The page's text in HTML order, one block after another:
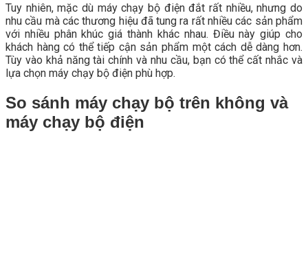
Tuy nhiên, mặc dù máy chạy bộ điện đắt rất nhiều, nhưng do
nhu cầu mà các thương hiệu đã tung ra rất nhiều các sản phẩm
với nhiều phân khúc giá thành khác nhau. Điều này giúp cho
khách hàng có thể tiếp cận sản phẩm một cách dễ dàng hơn.
Tùy vào khả năng tài chính và nhu cầu, bạn có thể cất nhắc và
lựa chọn máy chạy bộ điện phù hợp.
So sánh máy chạy bộ trên không và
máy chạy bộ điện